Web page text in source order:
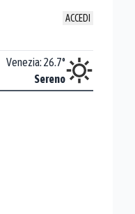
ACCEDI
Venezia: 26.7°
Sereno